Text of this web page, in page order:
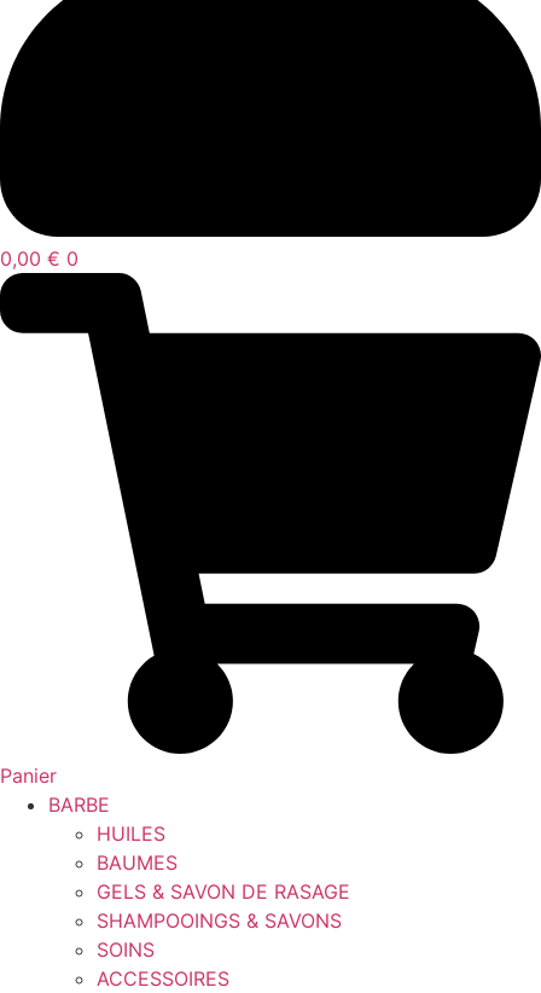
0,00 € 0
Panier
BARBE
HUILES
BAUMES
GELS & SAVON DE RASAGE
SHAMPOOINGS & SAVONS
SOINS
ACCESSOIRES